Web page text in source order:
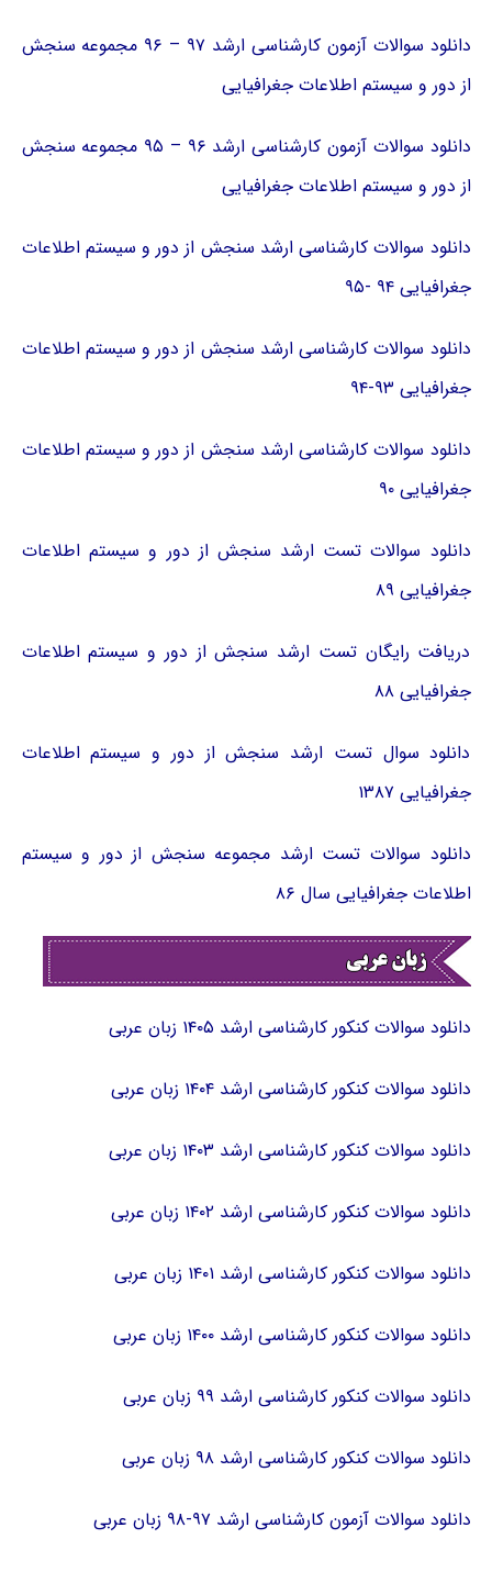
دانلود سوالات آزمون کارشناسی ارشد ۹۷ – ۹۶ مجموعه سنجش
از دور و سیستم اطلاعات جغرافیایی
دانلود سوالات آزمون کارشناسی ارشد ۹۶ – ۹۵ مجموعه سنجش
از دور و سیستم اطلاعات جغرافیایی
دانلود سوالات کارشناسی ارشد سنجش از دور و سیستم اطلاعات
جغرافیایی ۹۴ -۹۵
دانلود سوالات کارشناسی ارشد سنجش از دور و سیستم اطلاعات
جغرافیایی ۹۳-۹۴
دانلود سوالات کارشناسی ارشد سنجش از دور و سیستم اطلاعات
جغرافیایی ۹۰
دانلود سوالات تست ارشد سنجش از دور و سیستم اطلاعات
جغرافیایی ۸۹
دریافت رایگان تست ارشد سنجش از دور و سیستم اطلاعات
جغرافیایی ۸۸
دانلود سوال تست ارشد سنجش از دور و سیستم اطلاعات
جغرافیایی ۱۳۸۷
دانلود سوالات تست ارشد مجموعه سنجش از دور و سیستم
اطلاعات جغرافیایی سال ۸۶
دانلود سوالات کنکور کارشناسی ارشد ۱۴۰۵ زبان عربی
دانلود سوالات کنکور کارشناسی ارشد ۱۴۰۴ زبان عربی
دانلود سوالات کنکور کارشناسی ارشد ۱۴۰۳ زبان عربی
دانلود سوالات کنکور کارشناسی ارشد ۱۴۰۲ زبان عربی
دانلود سوالات کنکور کارشناسی ارشد ۱۴۰۱ زبان عربی
دانلود سوالات کنکور کارشناسی ارشد ۱۴۰۰ زبان عربی
دانلود سوالات کنکور کارشناسی ارشد ۹۹ زبان عربی
دانلود سوالات کنکور کارشناسی ارشد ۹۸ زبان عربی
دانلود سوالات آزمون کارشناسی ارشد ۹۷-۹۸ زبان عربی